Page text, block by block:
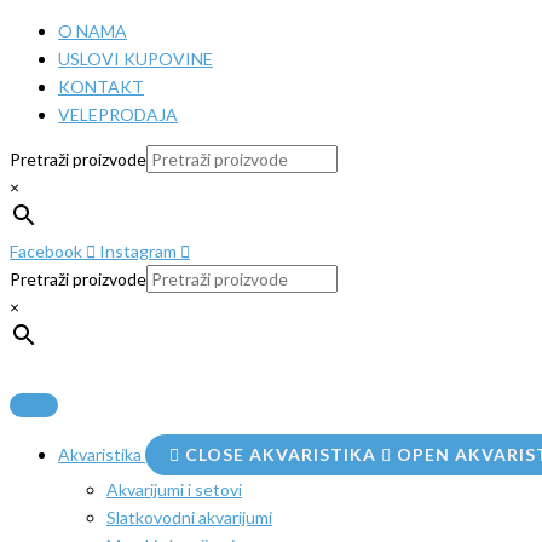
sadržaj
O NAMA
USLOVI KUPOVINE
KONTAKT
VELEPRODAJA
Pretraži proizvode
×
Facebook
Instagram
Pretraži proizvode
×
Akvaristika CLOSE AKVARISTIKA
OPEN
Akvarijumi i setovi
Slatkovodni akvarijumi